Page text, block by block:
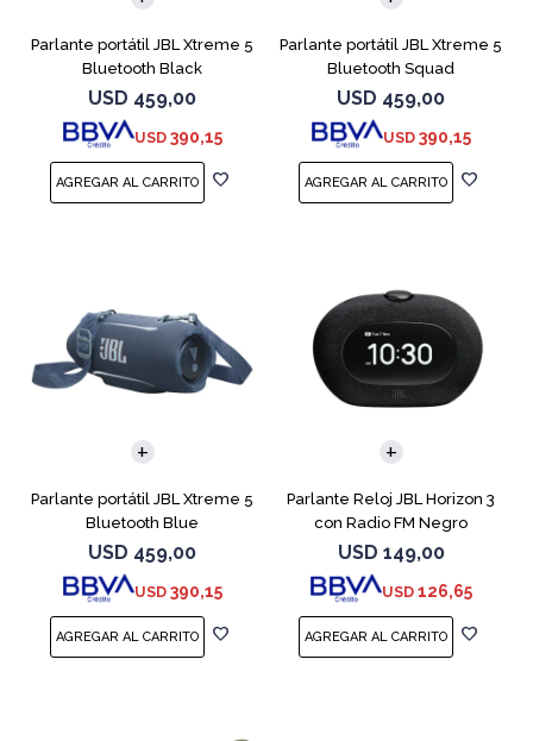
Parlante portátil JBL Xtreme 5
Bluetooth Black
USD 459,00
USD 390,15
Parlante portátil JBL Xtreme 5
Bluetooth Squad
USD 459,00
USD 390,15
Parlante portátil JBL Xtreme 5
Bluetooth Blue
USD 459,00
USD 390,15
Parlante Reloj JBL Horizon 3
con Radio FM Negro
USD 149,00
USD 126,65